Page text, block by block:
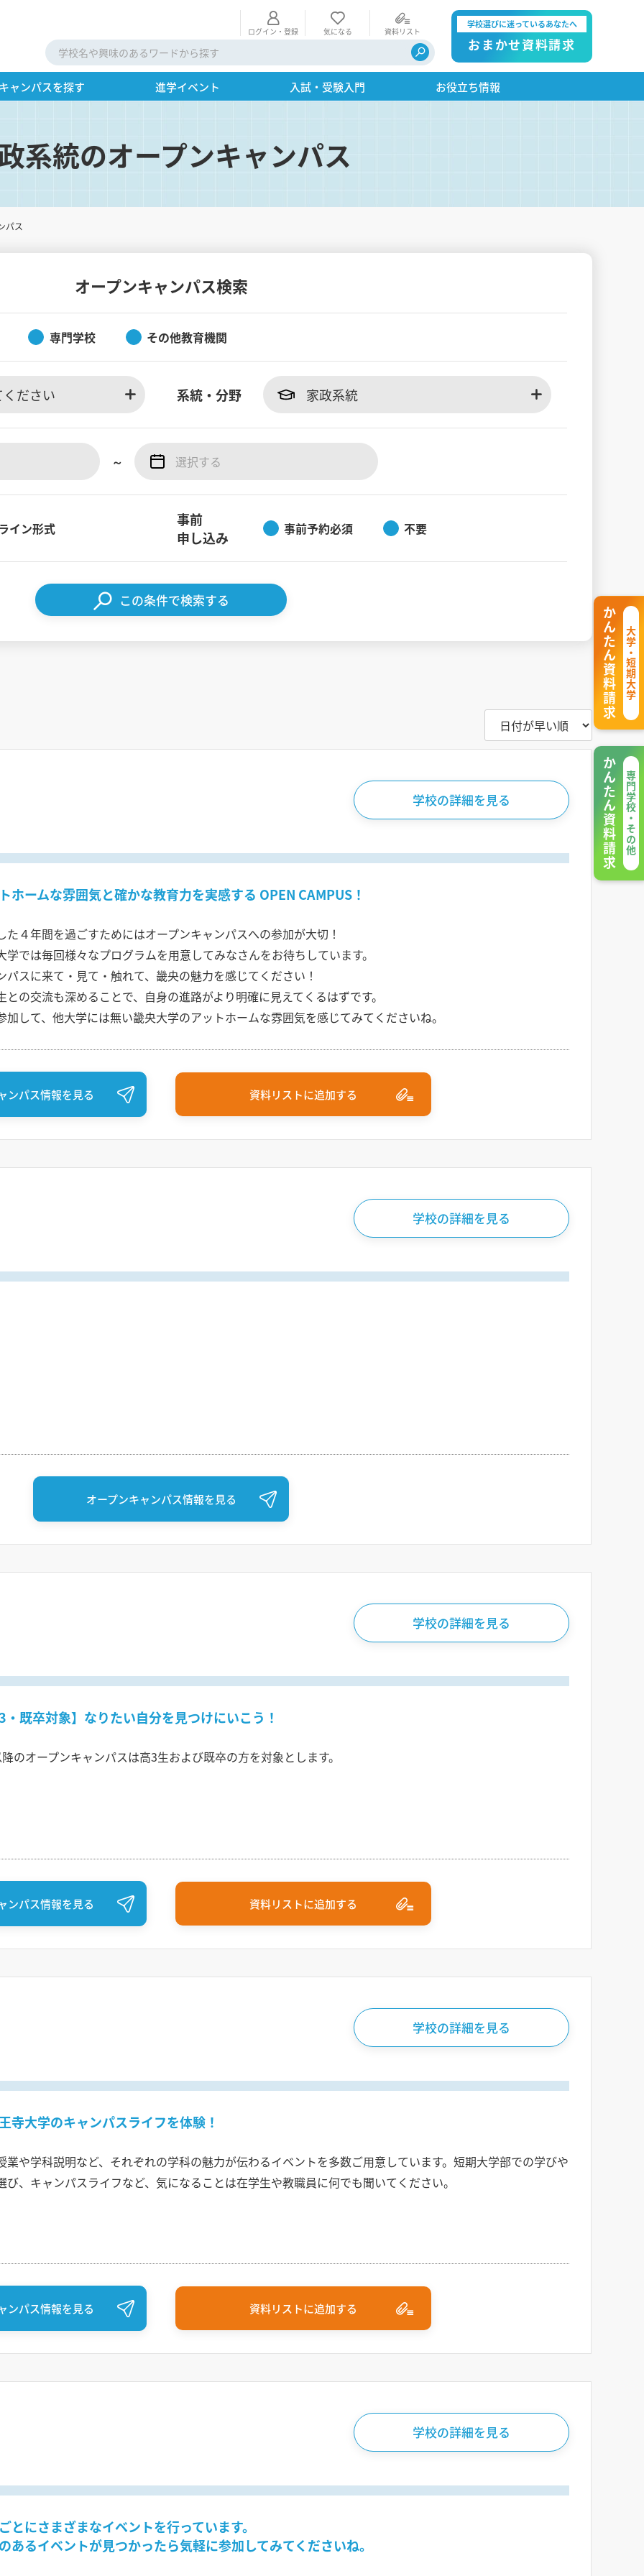
ログイン・登録 気になる 資料リスト
学校選びに迷っているあなたへ
おまかせ資料請求
ャンパスを探す 進学イベント 入試・受験入門 お役立ち情報
系統のオープンキャンパス
パス
オープンキャンパス検索
専門学校 その他教育機関
ださい 系統・分野 家政系統
～
イン形式
事前
申し込み
事前予約必須 不要
この条件で検索する
学校の詳細を見る
ホームな雰囲気と確かな教育力を実感する OPEN CAMPUS！
た４年間を過ごすためにはオープンキャンパスへの参加が大切！
学では毎回様々なプログラムを用意してみなさんをお待ちしています。
パスに来て・見て・触れて、畿央の魅力を感じてください！
との交流も深めることで、自身の進路がより明確に見えてくるはずです。
加して、他大学には無い畿央大学のアットホームな雰囲気を感じてみてくださいね。
ンパス情報を見る 資料リストに追加する
学校の詳細を見る
オープンキャンパス情報を見る
学校の詳細を見る
・既卒対象】なりたい自分を見つけにいこう！
のオープンキャンパスは高3生および既卒の方を対象とします。
ンパス情報を見る 資料リストに追加する
学校の詳細を見る
寺大学のキャンパスライフを体験！
業や学科説明など、それぞれの学科の魅力が伝わるイベントを多数ご用意しています。短期大学部での学びや
び、キャンパスライフなど、気になることは在学生や教職員に何でも聞いてください。
ンパス情報を見る 資料リストに追加する
学校の詳細を見る
とにさまざまなイベントを行っています。
あるイベントが見つかったら気軽に参加してみてくださいね。
大学・短期大学
かんたん資料請求
専門学校・その他
かんたん資料請求